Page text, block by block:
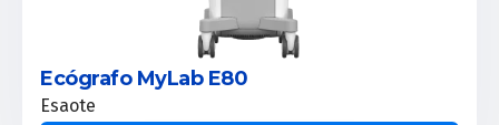
Ecógrafo MyLab E80
Esaote